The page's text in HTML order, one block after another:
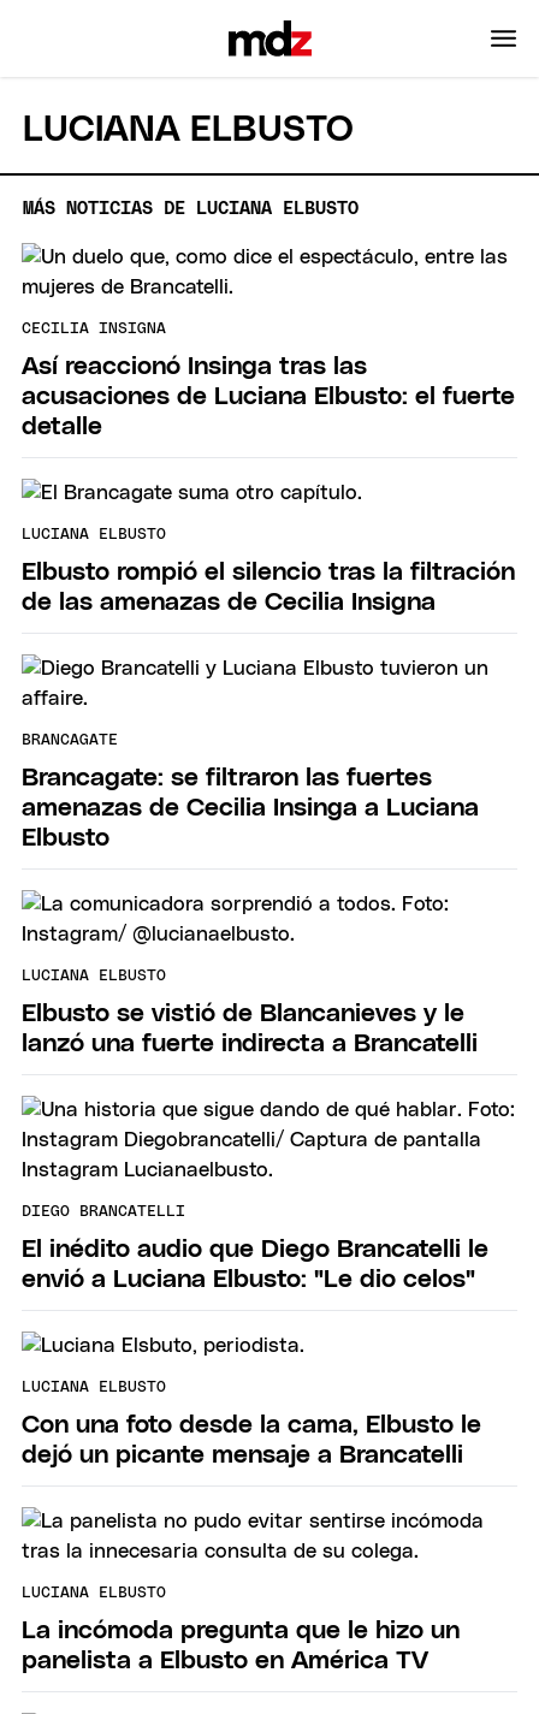
LUCIANA ELBUSTO
MÁS NOTICIAS DE LUCIANA ELBUSTO
CECILIA INSIGNA
Así reaccionó Insinga tras las
acusaciones de Luciana Elbusto: el fuerte
detalle
LUCIANA ELBUSTO
Elbusto rompió el silencio tras la filtración
de las amenazas de Cecilia Insigna
BRANCAGATE
Brancagate: se filtraron las fuertes
amenazas de Cecilia Insinga a Luciana
Elbusto
LUCIANA ELBUSTO
Elbusto se vistió de Blancanieves y le
lanzó una fuerte indirecta a Brancatelli
DIEGO BRANCATELLI
El inédito audio que Diego Brancatelli le
envió a Luciana Elbusto: "Le dio celos"
LUCIANA ELBUSTO
Con una foto desde la cama, Elbusto le
dejó un picante mensaje a Brancatelli
LUCIANA ELBUSTO
La incómoda pregunta que le hizo un
panelista a Elbusto en América TV